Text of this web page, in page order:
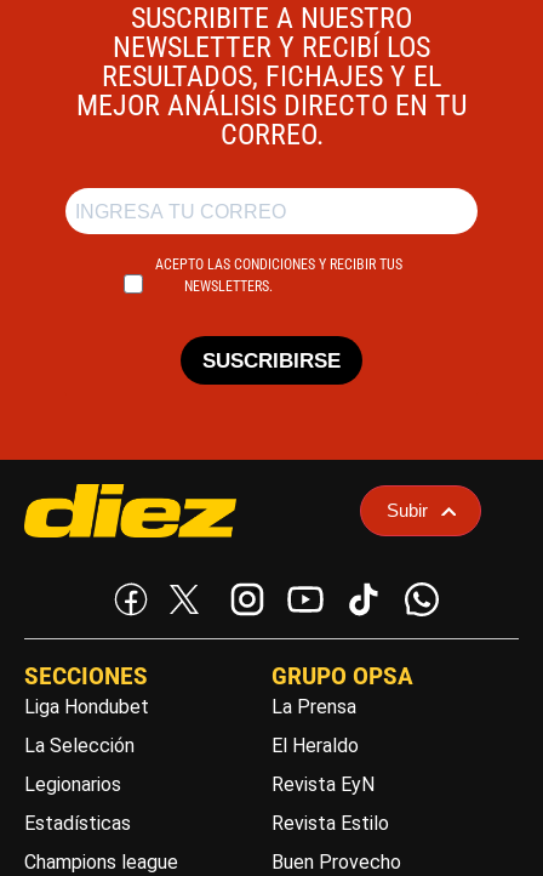
SUSCRIBITE A NUESTRO
NEWSLETTER Y RECIBÍ LOS
RESULTADOS, FICHAJES Y EL
MEJOR ANÁLISIS DIRECTO EN TU
CORREO.
ACEPTO LAS CONDICIONES Y RECIBIR TUS
NEWSLETTERS.
SUSCRIBIRSE
Subir
SECCIONES
Liga Hondubet
La Selección
Legionarios
Estadísticas
Champions league
GRUPO OPSA
La Prensa
El Heraldo
Revista EyN
Revista Estilo
Buen Provecho